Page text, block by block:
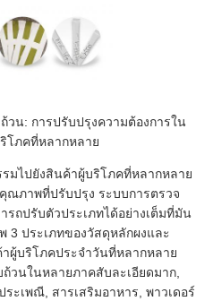
วน: การปรับปรุงความต้องการใน
โภคที่หลากหลาย
มไปยังสินค้าผู้บริโภคที่หลากหลาย
ณภาพที่ปรับปรุง ระบบการตรวจ
ถปรับตัวประเภทได้อย่างเต็มที่มัน
3 ประเภทของวัสดุหลักผงและ
ผู้บริโภคประจําวันที่หลากหลาย
วนในหลายภาคสับละเอียดมาก,
ะเพณี, สารเสริมอาหาร, พาวเดอร์